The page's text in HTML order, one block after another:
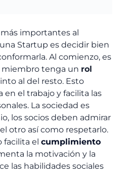
importantes al
Startup es decidir bien
Al comienzo, es
miembro tenga un rol
al del resto. Esto
el trabajo y facilita las
La sociedad es
los socios deben admirar
otro así como respetarlo.
el cumplimiento
la motivación y la
las habilidades sociales